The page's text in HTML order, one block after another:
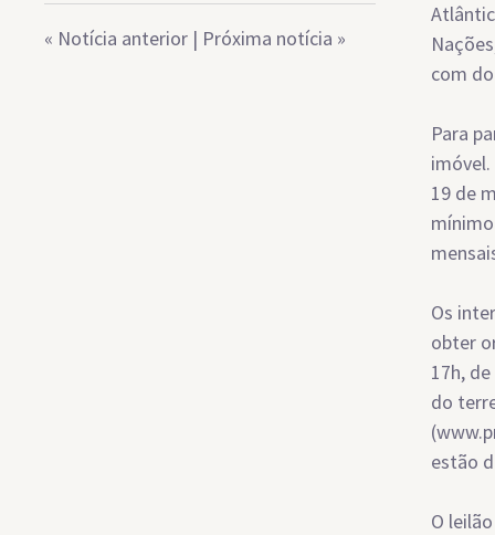
« Notícia anterior | Próxima notícia »
com
Para
19 de
Os
obter
17h,
do
estão
O